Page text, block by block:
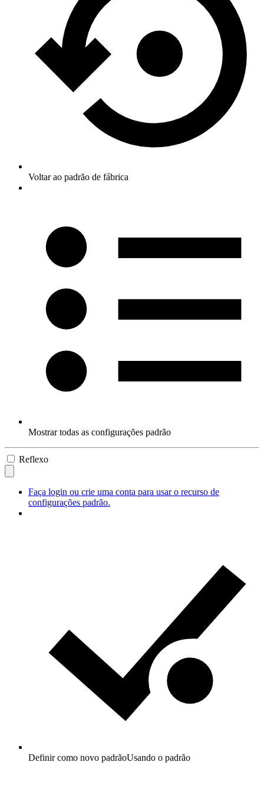
Voltar ao padrão de fábrica
Mostrar todas as configurações padrão
Reflexo
Faça login ou crie uma conta para usar o recurso de
configurações padrão.
Definir como novo padrãoUsando o padrão